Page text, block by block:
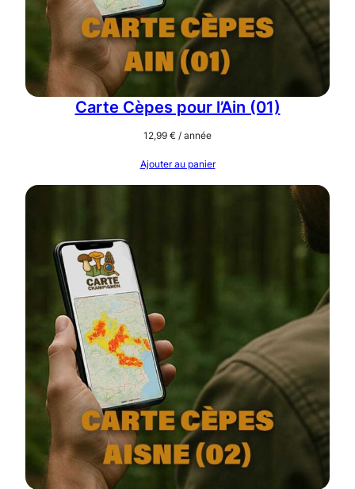
Carte Cèpes pour l’Ain (01)
12,99 € / année
Ajouter au panier